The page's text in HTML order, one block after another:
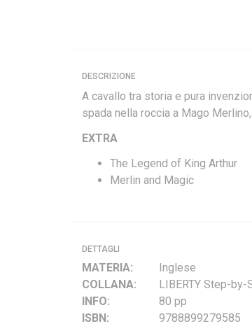
DESCRIZIONE
A cavallo tra storia e pura
spada nella roccia a Mago
EXTRA
The Legend of King Arthur
Merlin and Magic
DETTAGLI
MATERIA:
Inglese
COLLANA:
LIBERTY Step-by-
INFO:
80 pp
ISBN:
9788899279585